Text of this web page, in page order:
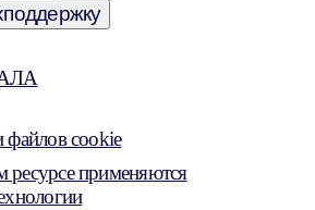
файлов cookie
применяются